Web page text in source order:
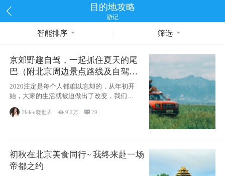
目的地攻略
游记
智能排序 筛选
京郊野趣自驾，一起抓住夏天的尾
巴（附北京周边景点路线及自驾攻
略）
2020注定是每个人都难以忘却的，从年初开
始，大家的生活就被迫做出了改变，我们也
不例外。本来双双辞职是为
Helen晓世界 9.2万 29
初秋在北京美食同行~ 我终来赴一场
帝都之约